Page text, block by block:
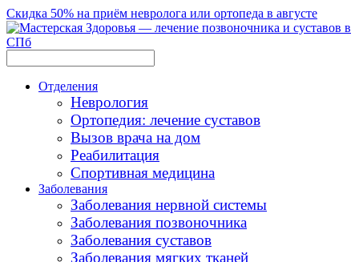
Скидка 50% на приём невролога или ортопеда в августе
Отделения
Неврология
Ортопедия: лечение суставов
Вызов врача на дом
Реабилитация
Спортивная медицина
Заболевания
Заболевания нервной системы
Заболевания позвоночника
Заболевания суставов
Заболевания мягких тканей